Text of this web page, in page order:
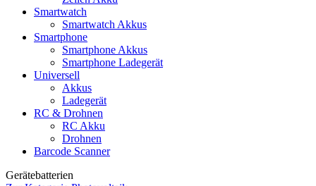
Smartwatch
Smartwatch Akkus
Smartphone
Smartphone Akkus
Smartphone Ladegerät
Universell
Akkus
Ladegerät
RC & Drohnen
RC Akku
Drohnen
Barcode Scanner
Gerätebatterien